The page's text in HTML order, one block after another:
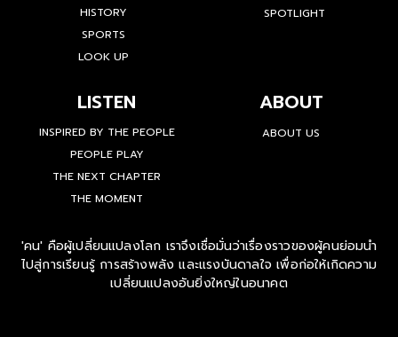
HISTORY
SPORTS
LOOK UP
SPOTLIGHT
LISTEN
INSPIRED BY THE PEOPLE
PEOPLE PLAY
THE NEXT CHAPTER
THE MOMENT
ABOUT
ABOUT US
'คน' คือผู้เปลี่ยนแปลงโลก เราจึงเชื่อมั่นว่าเรื่องราวของผู้คนย่อมนำ
ไปสู่การเรียนรู้ การสร้างพลัง และแรงบันดาลใจ เพื่อก่อให้เกิดความ
เปลี่ยนแปลงอันยิ่งใหญ่ในอนาคต